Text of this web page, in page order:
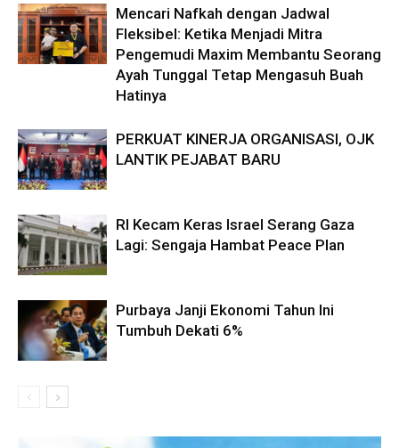
Mencari Nafkah dengan Jadwal
Fleksibel: Ketika Menjadi Mitra
Pengemudi Maxim Membantu Seorang
Ayah Tunggal Tetap Mengasuh Buah
Hatinya
PERKUAT KINERJA ORGANISASI, OJK
LANTIK PEJABAT BARU
RI Kecam Keras Israel Serang Gaza
Lagi: Sengaja Hambat Peace Plan
Purbaya Janji Ekonomi Tahun Ini
Tumbuh Dekati 6%